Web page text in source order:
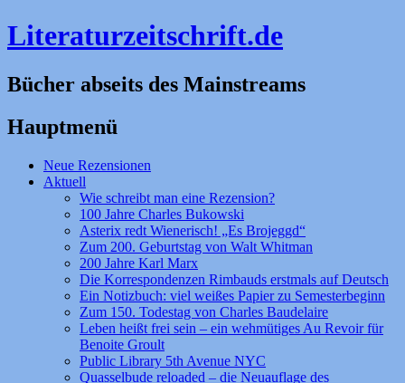
Literaturzeitschrift.de
Bücher abseits des Mainstreams
Hauptmenü
Zum
Inhalt
Neue Rezensionen
Aktuell
Wie schreibt man eine Rezension?
100 Jahre Charles Bukowski
Asterix redt Wienerisch! „Es Brojeggd“
Zum 200. Geburtstag von Walt Whitman
200 Jahre Karl Marx
Die Korrespondenzen Rimbauds erstmals auf Deutsch
Ein Notizbuch: viel weißes Papier zu Semesterbeginn
Zum 150. Todestag von Charles Baudelaire
Leben heißt frei sein – ein wehmütiges Au Revoir für
Benoite Groult
Public Library 5th Avenue NYC
Quasselbude reloaded – die Neuauflage des